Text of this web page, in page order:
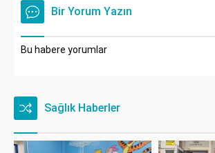
Bir Yorum Yazın
Bu habere yorumlar
Sağlık Haberler